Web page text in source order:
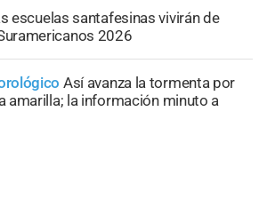
escuelas santafesinas vivirán de
2026
Así avanza la tormenta por
amarilla; la información minuto a